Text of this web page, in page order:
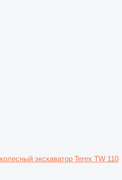
колесный экскаватор Terex TW 110